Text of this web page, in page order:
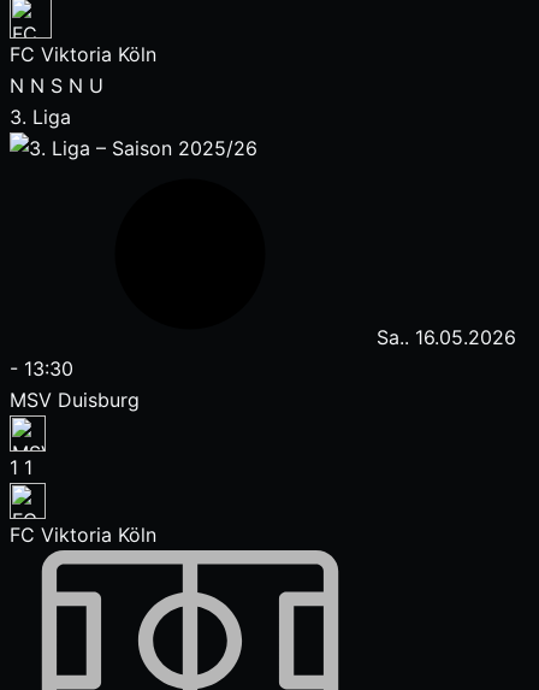
FC Viktoria Köln
N N S N U
3. Liga
Sa.. 16.05.2026
- 13:30
MSV Duisburg
1 1
FC Viktoria Köln